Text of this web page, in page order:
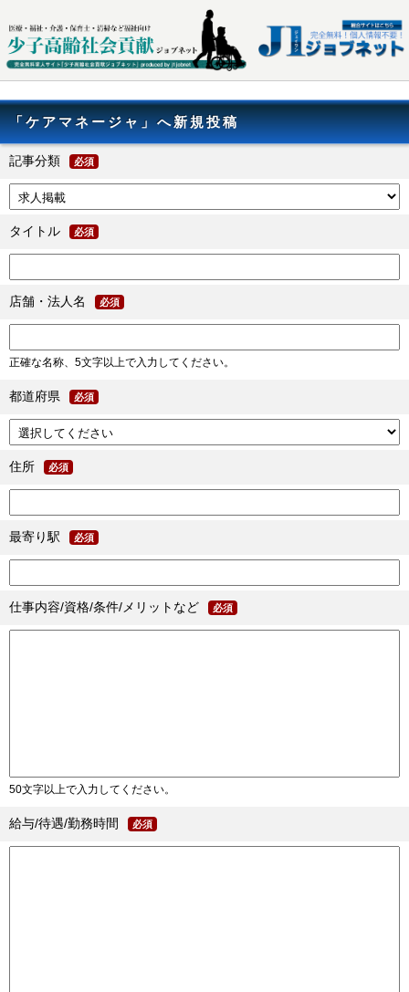
「ケアマネージャ」へ新規投稿
記事分類 必須
タイトル 必須
店舗・法人名 必須
正確な名称、5文字以上で入力してください。
都道府県 必須
住所 必須
最寄り駅 必須
仕事内容/資格/条件/メリットなど 必須
50文字以上で入力してください。
給与/待遇/勤務時間 必須